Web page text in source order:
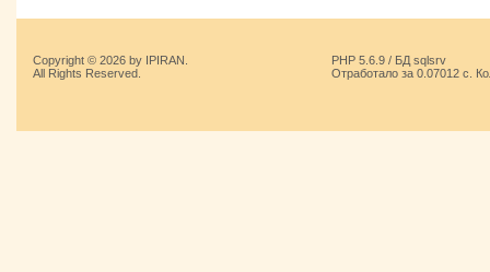
Copyright © 2026 by IPIRAN.
All Rights Reserved.
PHP 5.6.9 / БД sqlsrv
Отработало за 0.07012 с.